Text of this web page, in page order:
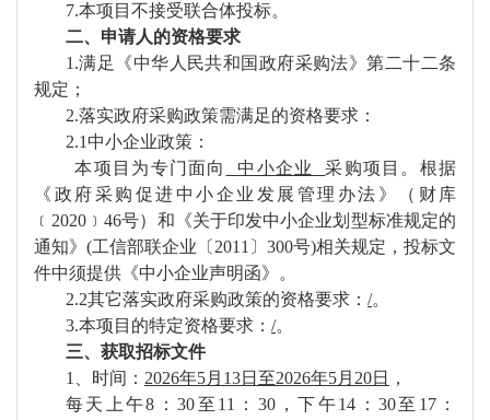
7.本项目 不接受联合体投标。
二、 申请人的资格要求
1.满足《中华人民共和国政府采购法》第二十二条
规定；
2.落实政府采购政策需满足的资格要求：
2.1中小企业政策：
本项目为专门面向
中小企业 采购项目。 根据
《政府采购促进中小企业发展管理办法》（财库
﹝ 2020﹞46号）和《关于印发中小企业划型标准规定的
通知》(工信部联企业〔2011〕300号)相关规定 ， 投标文
件中须提供《中小企业声明函》
。
2.2其它落实政府采购政策的资格要求： /。
3.本项目的特定资格要求： /。
三、获取招标文件
1、时间： 2026年5月13日至2026年5月20日
，
每天上午8：30至11：30，下午14：30至17：